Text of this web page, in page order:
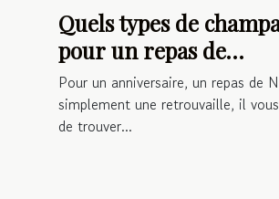
Quels types de
pour un repas de
réjouissance ?
Pour un anniversaire, un repas de
simplement une retrouvaille, il
de trouver...